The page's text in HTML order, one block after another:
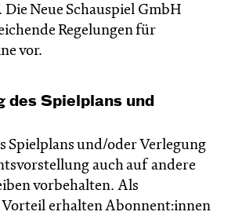
Die Neue Schauspiel GmbH
Regelungen für
vor.
des Spielplans und
Spielplans und/oder Verlegung
auch auf andere
vorbehalten. Als
Vorteil erhalten Abonnent:innen